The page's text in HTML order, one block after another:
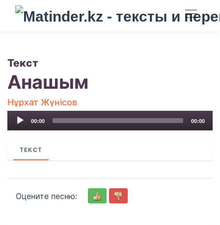
Текст
Анашым
Нұрхат Жүнісов
Audio
00:00 00:00
ТЕКСТ
Оцените песню: